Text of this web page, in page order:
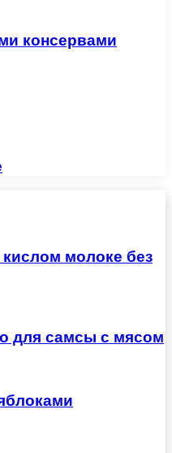
консервами
молоке без
для самсы с мясом